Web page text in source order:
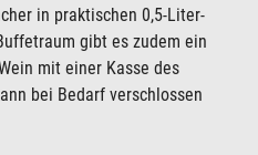
in praktischen 0,5-Liter-
gibt es zudem ein
mit einer Kasse des
bei Bedarf verschlossen